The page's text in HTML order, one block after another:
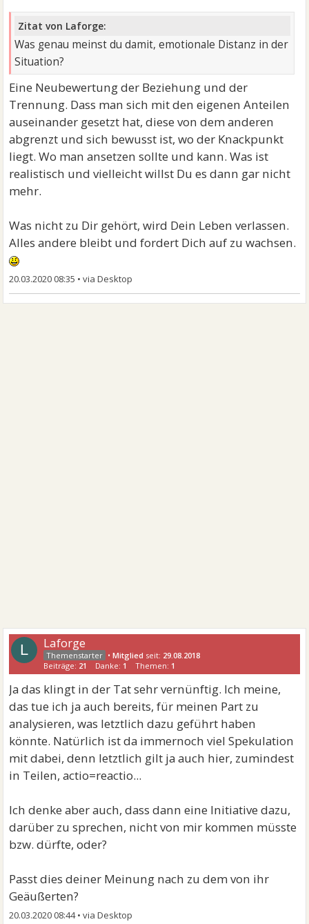
Zitat von Laforge:
Was genau meinst du damit, emotionale Distanz in der
Situation?
Eine Neubewertung der Beziehung und der
Trennung. Dass man sich mit den eigenen Anteilen
auseinander gesetzt hat, diese von dem anderen
abgrenzt und sich bewusst ist, wo der Knackpunkt
liegt. Wo man ansetzen sollte und kann. Was ist
realistisch und vielleicht willst Du es dann gar nicht
mehr.
Was nicht zu Dir gehört, wird Dein Leben verlassen.
Alles andere bleibt und fordert Dich auf zu wachsen.
20.03.2020 08:35 •
L Laforge
•Mitglied seit: 29.08.2018
Beiträge: 21 Danke: 1 Themen: 1
Ja das klingt in der Tat sehr vernünftig. Ich meine,
das tue ich ja auch bereits, für meinen Part zu
analysieren, was letztlich dazu geführt haben
könnte. Natürlich ist da immernoch viel Spekulation
mit dabei, denn letztlich gilt ja auch hier, zumindest
in Teilen, actio=reactio...
Ich denke aber auch, dass dann eine Initiative dazu,
darüber zu sprechen, nicht von mir kommen müsste
bzw. dürfte, oder?
Passt dies deiner Meinung nach zu dem von ihr
Geäußerten?
20.03.2020 08:44•